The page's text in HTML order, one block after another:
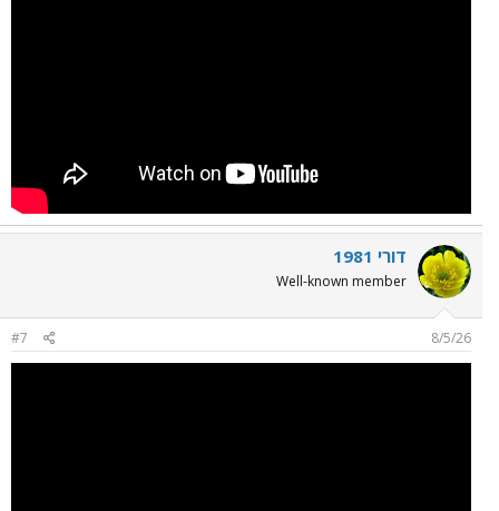
דורי 1981
Well-known member
8/5/26
#7